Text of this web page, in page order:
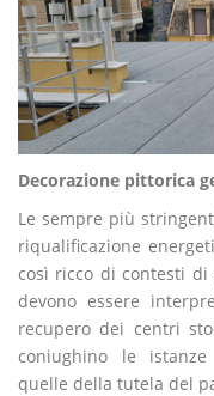
Decorazione pittorica
Le sempre più
riqualificazione
così ricco di contesti di
devono essere
recupero dei centri
coniughino le
quelle della tutela del